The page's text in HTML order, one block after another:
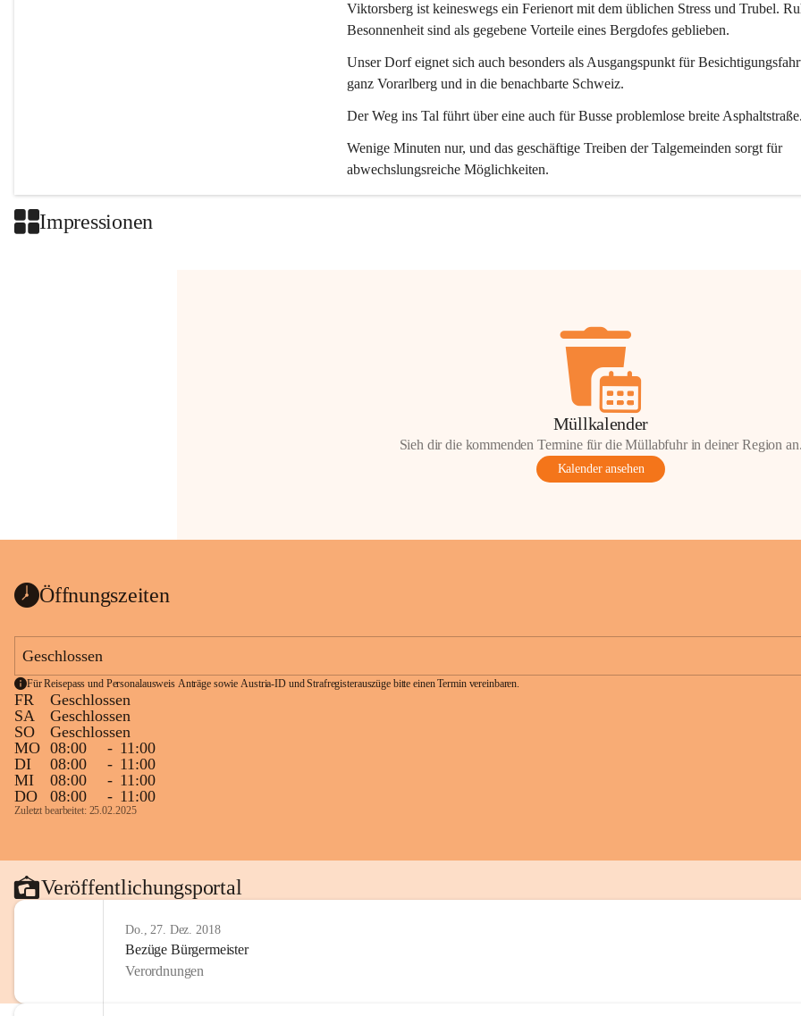
Viktorsberg ist keineswegs ein Ferienort mit dem üblichen Stress und Trubel.
Besonnenheit sind als gegebene Vorteile eines Bergdofes geblieben.
Unser Dorf eignet sich auch besonders als Ausgangspunkt für
ganz Vorarlberg und in die benachbarte Schweiz.
Der Weg ins Tal führt über eine auch für Busse problemlose breite
Wenige Minuten nur, und das geschäftige Treiben der Talgemeinden sorgt für
abwechslungsreiche Möglichkeiten.
Impressionen
Müllkalender
Sieh dir die kommenden Termine für die Müllabfuhr in deiner Region
Kalender ansehen
Öffnungszeiten
Geschlossen
Für Reisepass und Personalausweis Anträge sowie Austria-ID und Strafregisterauszüge bitte einen Termin vereinbaren.
FR
Geschlossen
SA
Geschlossen
SO
Geschlossen
MO 08:00 - 11:00
DI
08:00 - 11:00
MI
08:00 - 11:00
DO
08:00 - 11:00
Zuletzt bearbeitet: 25.02.2025
Veröffentlichungsportal
Do., 27. Dez. 2018
Bezüge Bürgermeister
Verordnungen